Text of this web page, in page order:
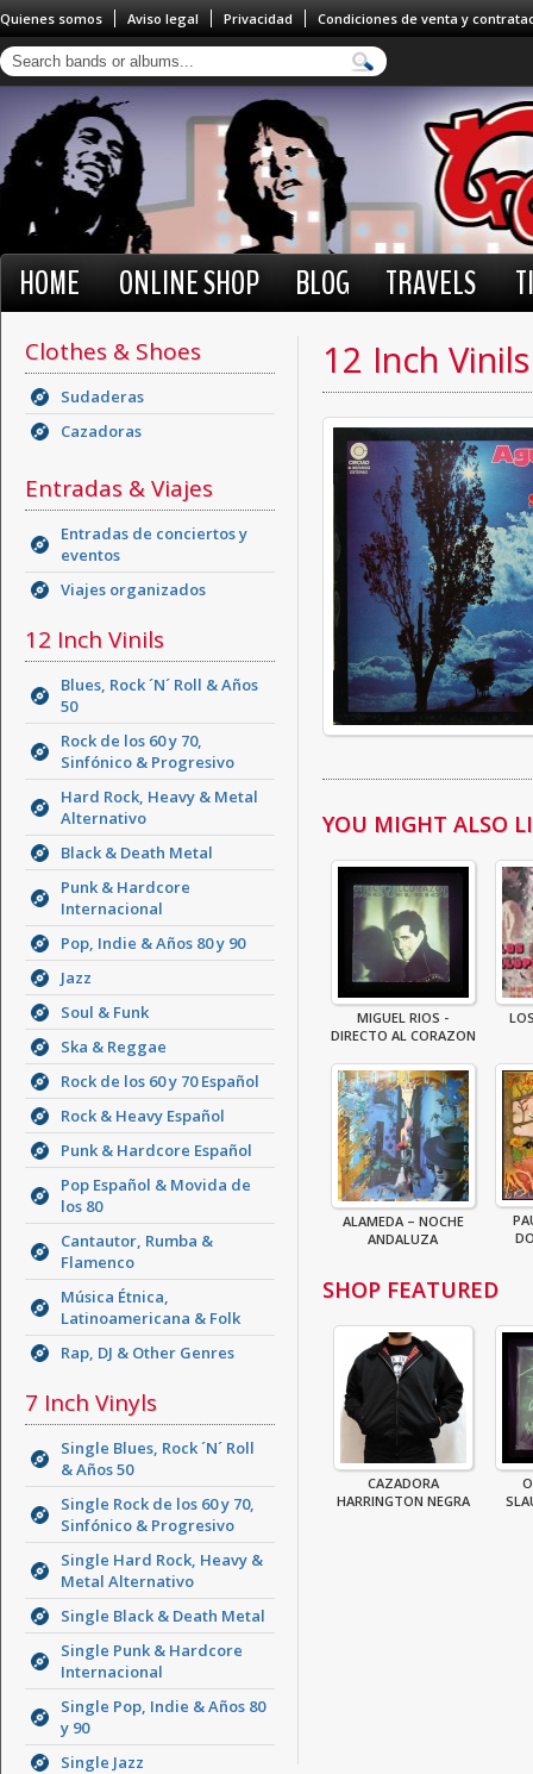
Quienes somos Aviso legal Privacidad Condiciones de venta y
HOME ONLINE SHOP BLOG TRAVELS
Clothes & Shoes
Sudaderas
Cazadoras
Entradas & Viajes
Entradas de conciertos y
eventos
Viajes organizados
12 Inch Vinils
Blues, Rock ´N´ Roll & Años
50
Rock de los 60 y 70,
Sinfónico & Progresivo
Hard Rock, Heavy & Metal
Alternativo
Black & Death Metal
Punk & Hardcore
Internacional
Pop, Indie & Años 80 y 90
Jazz
Soul & Funk
Ska & Reggae
Rock de los 60 y 70 Español
Rock & Heavy Español
Punk & Hardcore Español
Pop Español & Movida de
los 80
Cantautor, Rumba &
Flamenco
Música Étnica,
Latinoamericana & Folk
Rap, DJ & Other Genres
7 Inch Vinyls
Single Blues, Rock ´N´ Roll
& Años 50
Single Rock de los 60 y 70,
Sinfónico & Progresivo
Single Hard Rock, Heavy &
Metal Alternativo
Single Black & Death Metal
Single Punk & Hardcore
Internacional
Single Pop, Indie & Años 80
y 90
Single Jazz
12 Inch Vinils
YOU MIGHT ALSO
MIGUEL RIOS -
DIRECTO AL CORAZON
ALAMEDA – NOCHE
ANDALUZA
SHOP FEATURED
CAZADORA
HARRINGTON NEGRA